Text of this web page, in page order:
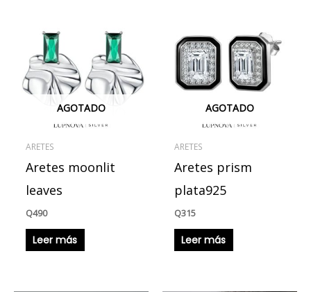
AGOTADO
ARETES
Aretes moonlit
leaves
Q490
Leer más
AGOTADO
ARETES
Aretes prism
plata925
Q315
Leer más